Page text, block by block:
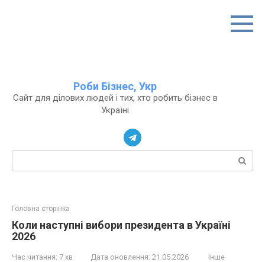
Роби Бізнес, Укр
Сайт для ділових людей і тих, хто робить бізнес в
Україні
Головна сторінка
Коли наступні вибори президента в Україні
2026
Час читання: 7 хв Дата оновлення: 21.05.2026 Інше